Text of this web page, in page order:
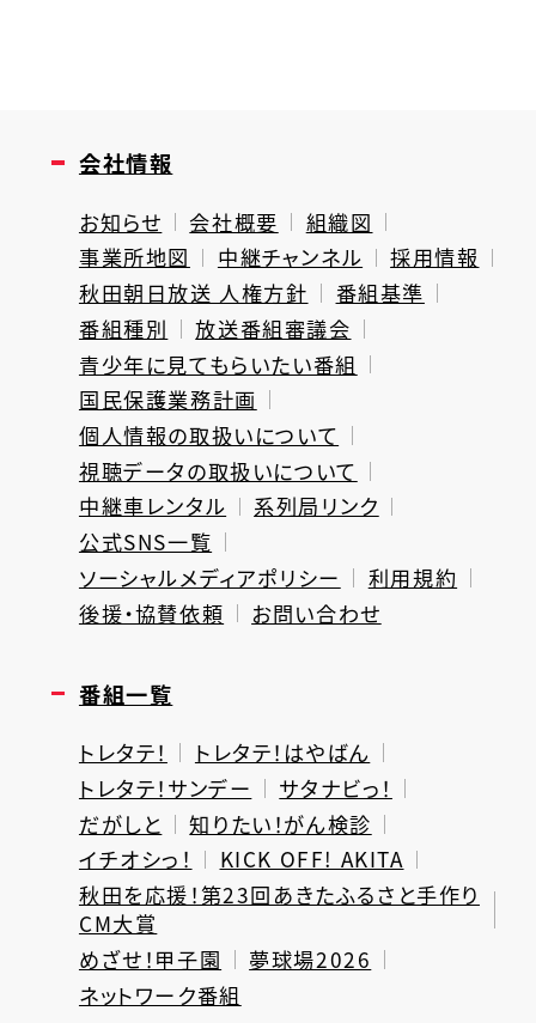
会社情報
お知らせ 会社概要
組織図
事業所地図
中継チャンネル
採用情報
秋田朝日放送 人権方針
番組基準
番組種別
放送番組審議会
青少年に見てもらいたい番組
国民保護業務計画
個人情報の取扱いについて
視聴データの取扱いについて
中継車レンタル
系列局リンク
公式SNS一覧
ソーシャルメディアポリシー
利用規約
後援・協賛依頼
お問い合わせ
番組一覧
トレタテ！
トレタテ！はやばん
トレタテ！サンデー
サタナビっ！
だがしと
知りたい！がん検診
イチオシっ！
KICK OFF! AKITA
秋田を応援！第23回あきたふるさと手作り
CM大賞
めざせ！甲子園
夢球場2026
ネットワーク番組